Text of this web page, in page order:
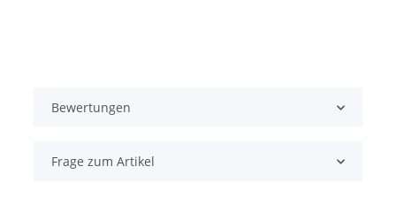
Bewertungen
Frage zum Artikel